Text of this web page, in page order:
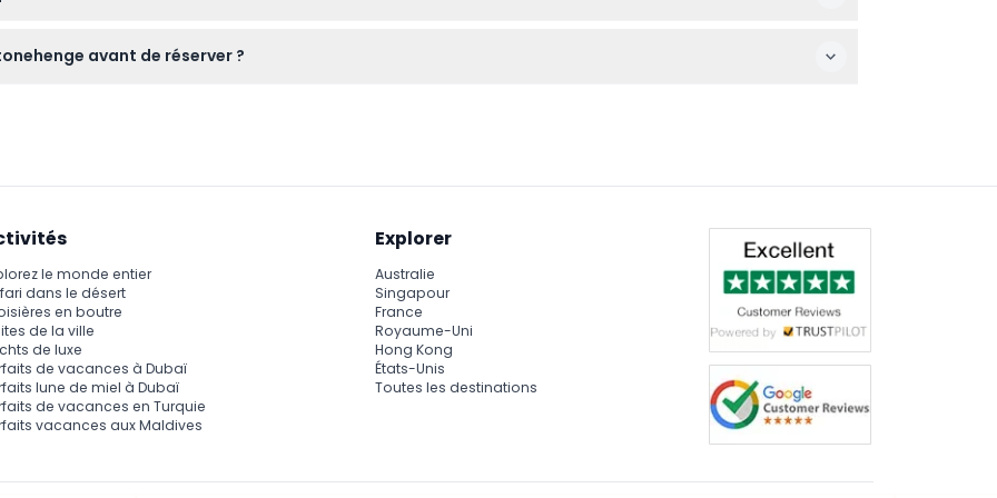
néolithiques.avant de réserver ?
le monde entier
dans le désert
en boutre
de la ville
de luxe
de vacances à Dubaï
lune de miel à Dubaï
de vacances en Turquie
vacances aux Maldives
Explorer
Australie
Singapour
France
Royaume-Uni
Hong Kong
États-Unis
Toutes les destinations